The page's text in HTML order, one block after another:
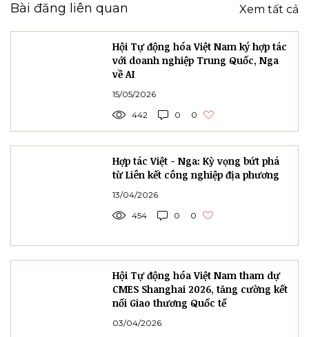
Bài đăng liên quan Xem tất cả
Hội Tự động hóa Việt Nam ký hợp tác
với doanh nghiệp Trung Quốc, Nga
về AI
15/05/2026
442
0 0
Hợp tác Việt - Nga: Kỳ vọng bứt phá
từ Liên kết công nghiệp địa phương
13/04/2026
454
0 0
Hội Tự động hóa Việt Nam tham dự
CMES Shanghai 2026, tăng cường kết
nối Giao thương Quốc tế
03/04/2026